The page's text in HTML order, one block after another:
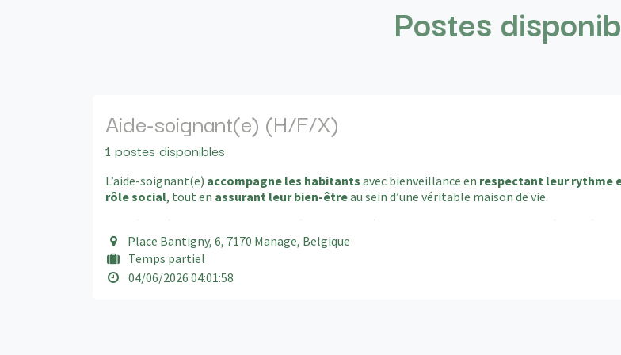
Postes
Aide-soignant(e) (H/F/X)
1 postes disponibles
L’aide-soignant(e) accompagne les habitants avec bienveillance en respectant leur rythme
rôle social, tout en assurant leur bien-êtreau sein d’une véritable maison de vie.
Une rémunération transparente et équitable basée sur l’application stricte des barèmes légaux
précision selon votre catégorie de fonction et la reprise de votre ancienneté, pour valoriser au
jour.
Place Bantigny, 6, 7170 Manage, Belgique
Temps partiel
04/06/2026 04:01:58